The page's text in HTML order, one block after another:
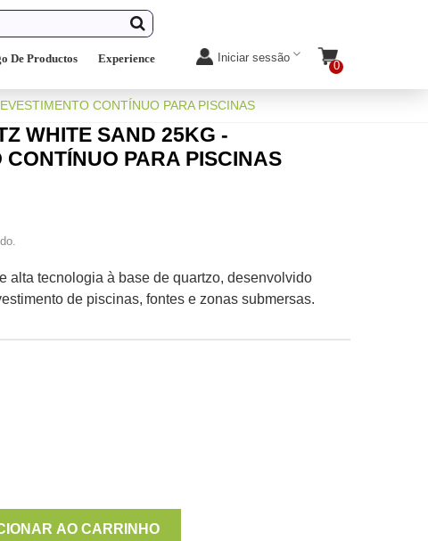
De Productos Experience Iniciar sessão
0
CONTÍNUO PARA PISCINAS
WHITE SAND 25KG -
CONTÍNUO PARA PISCINAS
alta tecnologia à base de quartzo, desenvolvido
de piscinas, fontes e zonas submersas.
AO CARRINHO